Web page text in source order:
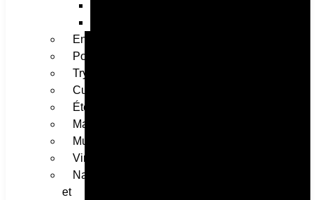
Enfants
Portraits
Tryptique
Cuisine
Été
Maximaliste
Musique
Vintage
Nature
et